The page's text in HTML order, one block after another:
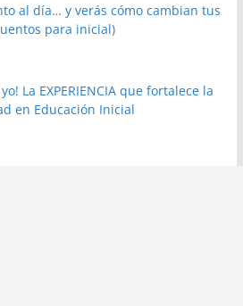
al día… y verás cómo cambian tus
para inicial)
yo! La EXPERIENCIA que fortalece la
en Educación Inicial